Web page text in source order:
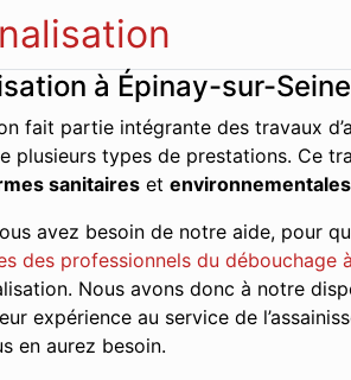
à Épinay-sur-Seine
fait partie intégrante des travaux
plusieurs types de prestations. Ce
sanitaires et
avez besoin de notre aide, pour
des professionnels du débouchage
Nous avons donc à notre
expérience au service de
en aurez besoin.